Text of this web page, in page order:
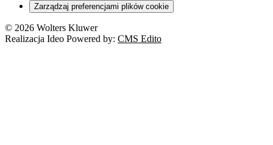
Zarządzaj preferencjami plików cookie
© 2026 Wolters Kluwer
Realizacja Ideo Powered by: CMS Edito